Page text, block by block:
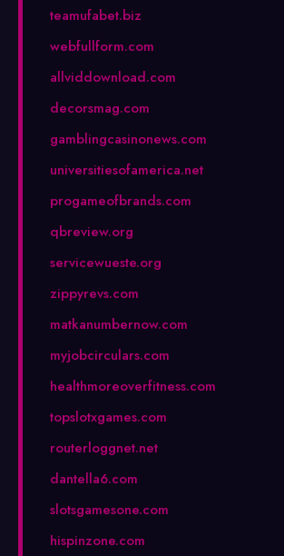
teamufabet.biz
webfullform.com
allviddownload.com
decorsmag.com
gamblingcasinonews.com
universitiesofamerica.net
progameofbrands.com
qbreview.org
servicewueste.org
zippyrevs.com
matkanumbernow.com
myjobcirculars.com
healthmoreoverfitness.com
topslotxgames.com
routerloggnet.net
dantella6.com
slotsgamesone.com
hispinzone.com